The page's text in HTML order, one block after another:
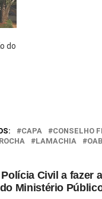
do
CAPA
CONSELHO
LAMACHIA OAB
Civil a fazer
Ministério